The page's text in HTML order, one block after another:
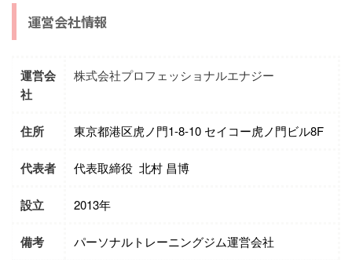
運営会社情報
運営会
社
株式会社プロフェッショナルエナジー
住所 東京都港区虎ノ門1-8-10 セイコー虎ノ門ビル8F
代表者 代表取締役 北村 昌博
設立 2013年
備考 パーソナルトレーニングジム運営会社